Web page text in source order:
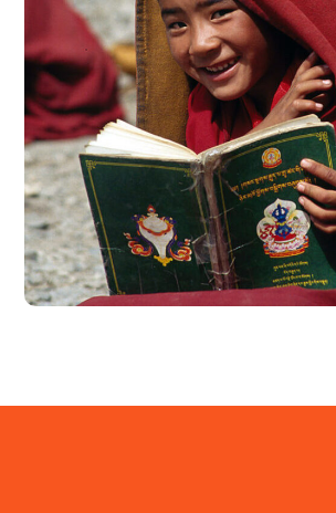
School in Zimbabve
#EDUCATION